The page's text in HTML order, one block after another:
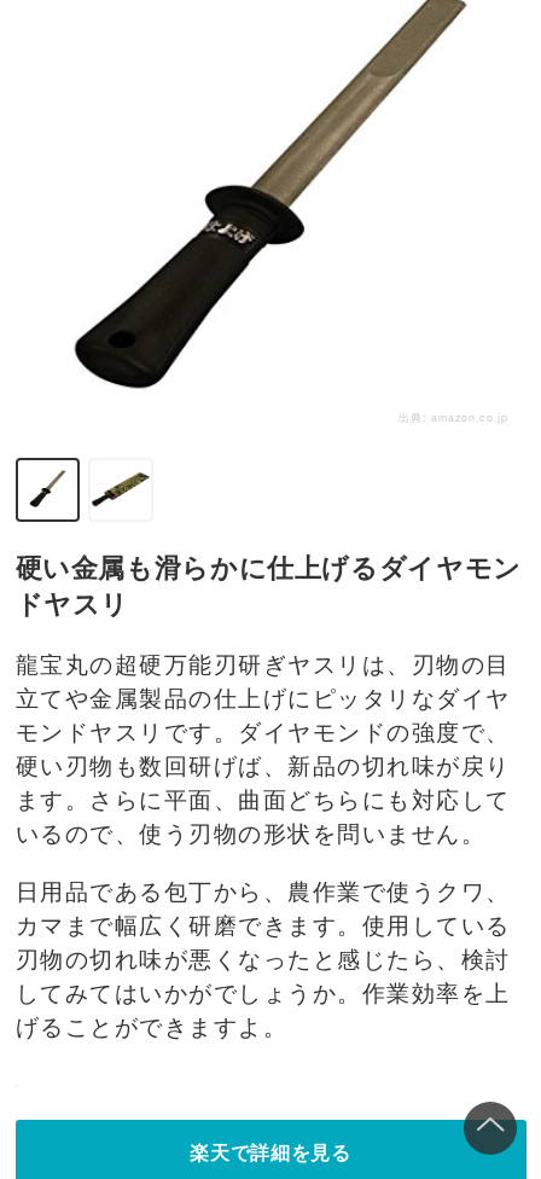
出典: amazon.co.jp
硬い金属も滑らかに仕上げるダイヤモン
ドヤスリ
龍宝丸の超硬万能刃研ぎヤスリは、刃物の目
立てや金属製品の仕上げにピッタリなダイヤ
モンドヤスリです。ダイヤモンドの強度で、
硬い刃物も数回研げば、新品の切れ味が戻り
ます。さらに平面、曲面どちらにも対応して
いるので、使う刃物の形状を問いません。
日用品である包丁から、農作業で使うクワ、
カマまで幅広く研磨できます。使用している
刃物の切れ味が悪くなったと感じたら、検討
してみてはいかがでしょうか。作業効率を上
げることができますよ。
楽天で詳細を見る